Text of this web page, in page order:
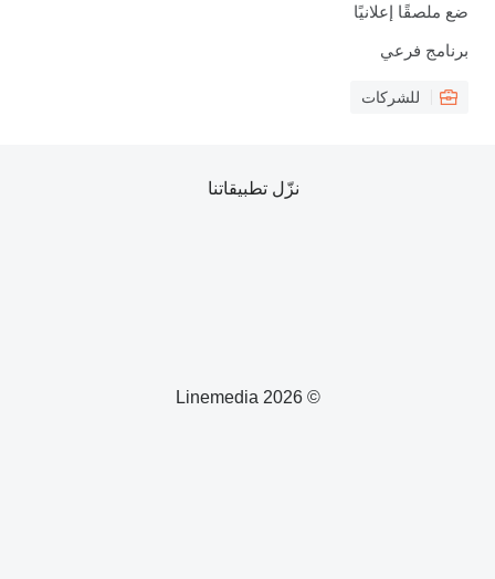
ضع ملصقًا إعلانيًا
برنامج فرعي
للشركات
© 2026 Linemedia
نزّل تطبيقاتنا